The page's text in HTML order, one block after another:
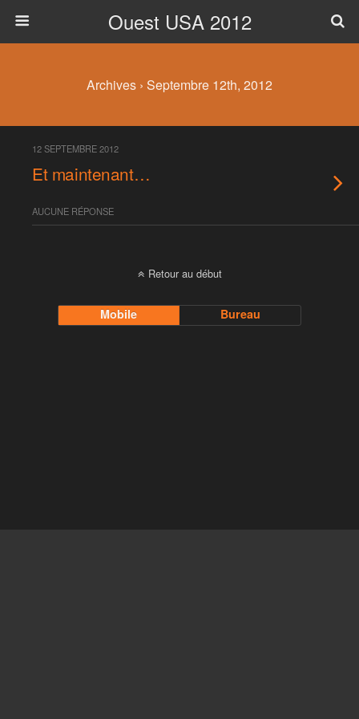
Ouest USA 2012
Archives › Septembre 12th, 2012
12 SEPTEMBRE 2012
Et maintenant…
AUCUNE RÉPONSE
Retour au début
Mobile Bureau